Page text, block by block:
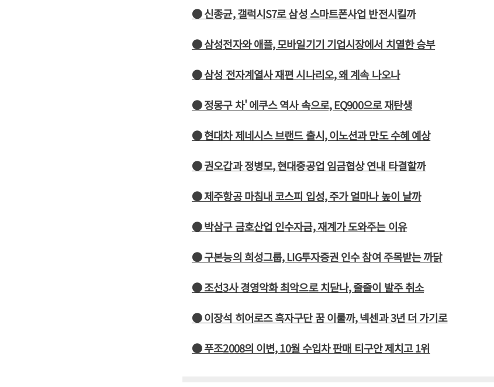
● 신종균, 갤럭시S7로 삼성 스마트폰사업 반전시킬까
● 삼성전자와 애플, 모바일기기 기업시장에서 치열한 승부
● 삼성 전자계열사 재편 시나리오, 왜 계속 나오나
● 정몽구 차' 에쿠스 역사 속으로, EQ900으로 재탄생
● 현대차 제네시스 브랜드 출시, 이노션과 만도 수혜 예상
● 권오갑과 정병모, 현대중공업 임금협상 연내 타결할까
● 제주항공 마침내 코스피 입성, 주가 얼마나 높이 날까
● 박삼구 금호산업 인수자금, 재계가 도와주는 이유
● 구본능의 희성그룹, LIG투자증권 인수 참여 주목받는 까닭
● 조선3사 경영악화 최악으로 치닫나, 줄줄이 발주 취소
● 이장석 히어로즈 흑자구단 꿈 이룰까, 넥센과 3년 더 가기로
● 푸조2008의 이변, 10월 수입차 판매 티구안 제치고 1위